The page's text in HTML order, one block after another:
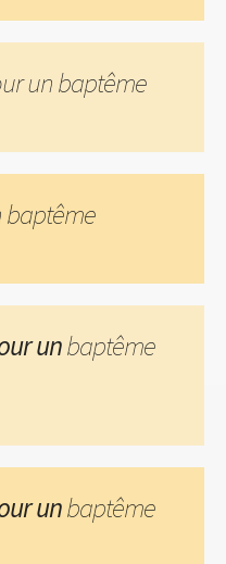
un baptême
baptême
unbaptême
unbaptême